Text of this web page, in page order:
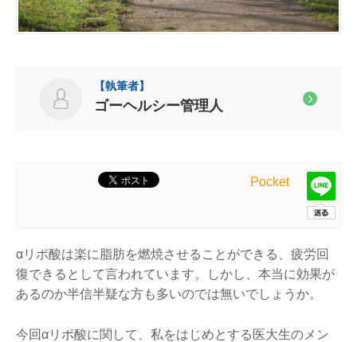
ゴーヘルシー管理人
Pocket
αリポ酸は楽に脂肪を燃焼させることができる、疲労回
復できるとして言われています。しかし、本当に効果が
あるのか半信半疑な方も多いのでは無いでしょうか。
今回αリポ酸に関して、私をはじめとする医大生のメン